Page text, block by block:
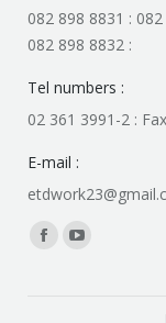
082 898 8831 :
082 898 8832 :
Tel numbers :
02 361 3991-2 :
E-mail :
Find us on:
FacebookYouTube